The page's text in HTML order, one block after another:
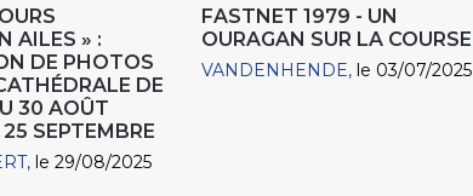
AILES » :
DE PHOTOS
DE
30 AOÛT
25 SEPTEMBRE
le 29/08/2025
FASTNET 1979 - UN
OURAGAN SUR LA COURSE
VANDENHENDE le 03/07/2025